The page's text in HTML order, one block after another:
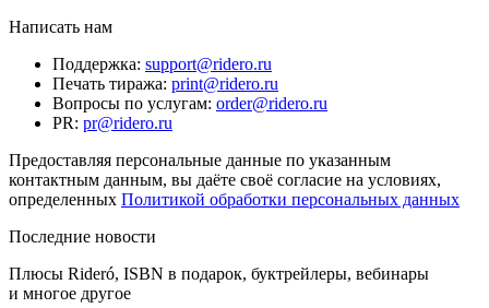
Написать нам
Поддержка: support@ridero.ru
Печать тиража: print@ridero.ru
Вопросы по услугам: order@ridero.ru
PR: pr@ridero.ru
Предоставляя персональные данные по указанным
контактным данным, вы даёте своё согласие на условиях,
определенных Политикой обработки персональных данных
Последние новости
Плюсы Rideró, ISBN в подарок, буктрейлеры, вебинары
и многое другое